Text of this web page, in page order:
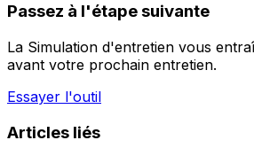
Passez à l'étape suivante
La Simulation d'entretien vous
avant votre prochain entretien.
Essayer l'outil
Articles liés